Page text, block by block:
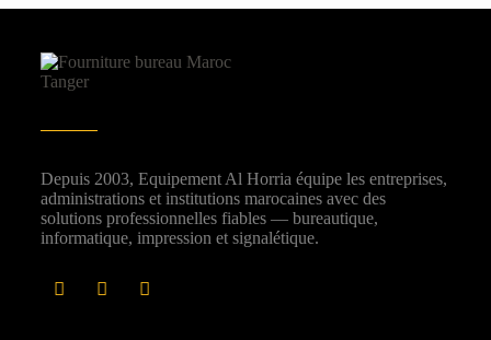
Depuis 2003, Equipement Al Horria équipe les entreprises,
administrations et institutions marocaines avec des
solutions professionnelles fiables — bureautique,
informatique, impression et signalétique.